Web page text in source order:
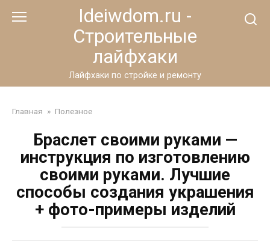
Ideiwdom.ru -
Строительные
лайфхаки
Лайфхаки по стройке и ремонту
Главная » Полезное
Браслет своими руками —
инструкция по изготовлению
своими руками. Лучшие
способы создания украшения
+ фото-примеры изделий